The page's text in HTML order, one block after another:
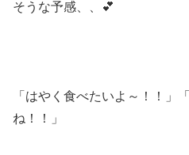
そうな予感、、💕
「はやく食べたいよ～！！」
ね！！」